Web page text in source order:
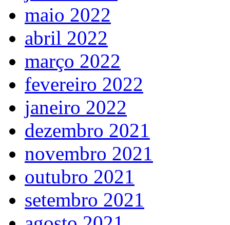
maio 2022
abril 2022
março 2022
fevereiro 2022
janeiro 2022
dezembro 2021
novembro 2021
outubro 2021
setembro 2021